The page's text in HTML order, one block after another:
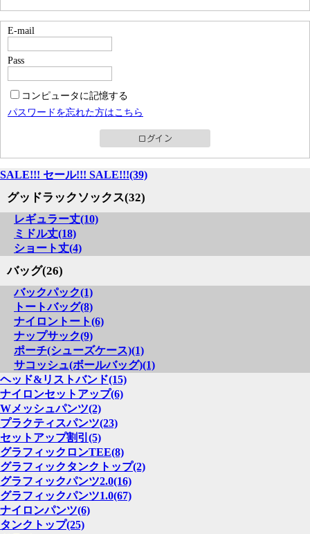
E-mail
Pass
コンピュータに記憶する
パスワードを忘れた方はこちら
SALE!!! セール!!! SALE!!!(39)
グッドラックソックス(32)
レギュラー丈(10)
ミドル丈(18)
ショート丈(4)
バッグ(26)
バックパック(1)
トートバッグ(8)
ナイロントート(6)
ナップサック(9)
ポーチ(シューズケース)(1)
サコッシュ(ボールバッグ)(1)
ヘッド&リストバンド(15)
ナイロンセットアップ(6)
Wメッシュパンツ(2)
プラクティスパンツ(23)
セットアップ割引(5)
グラフィックロンTEE(8)
グラフィックタンクトップ(2)
グラフィックパンツ2.0(16)
グラフィックパンツ1.0(67)
ナイロンパンツ(6)
タンクトップ(25)